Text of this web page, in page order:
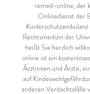
remed-online, der
Onlinedienst der
Rechtsmedizin der
heißt Sie herzlich
online ist ein
Ärztinnen und Ärzte,
auf
anderen Verdachtsfälle